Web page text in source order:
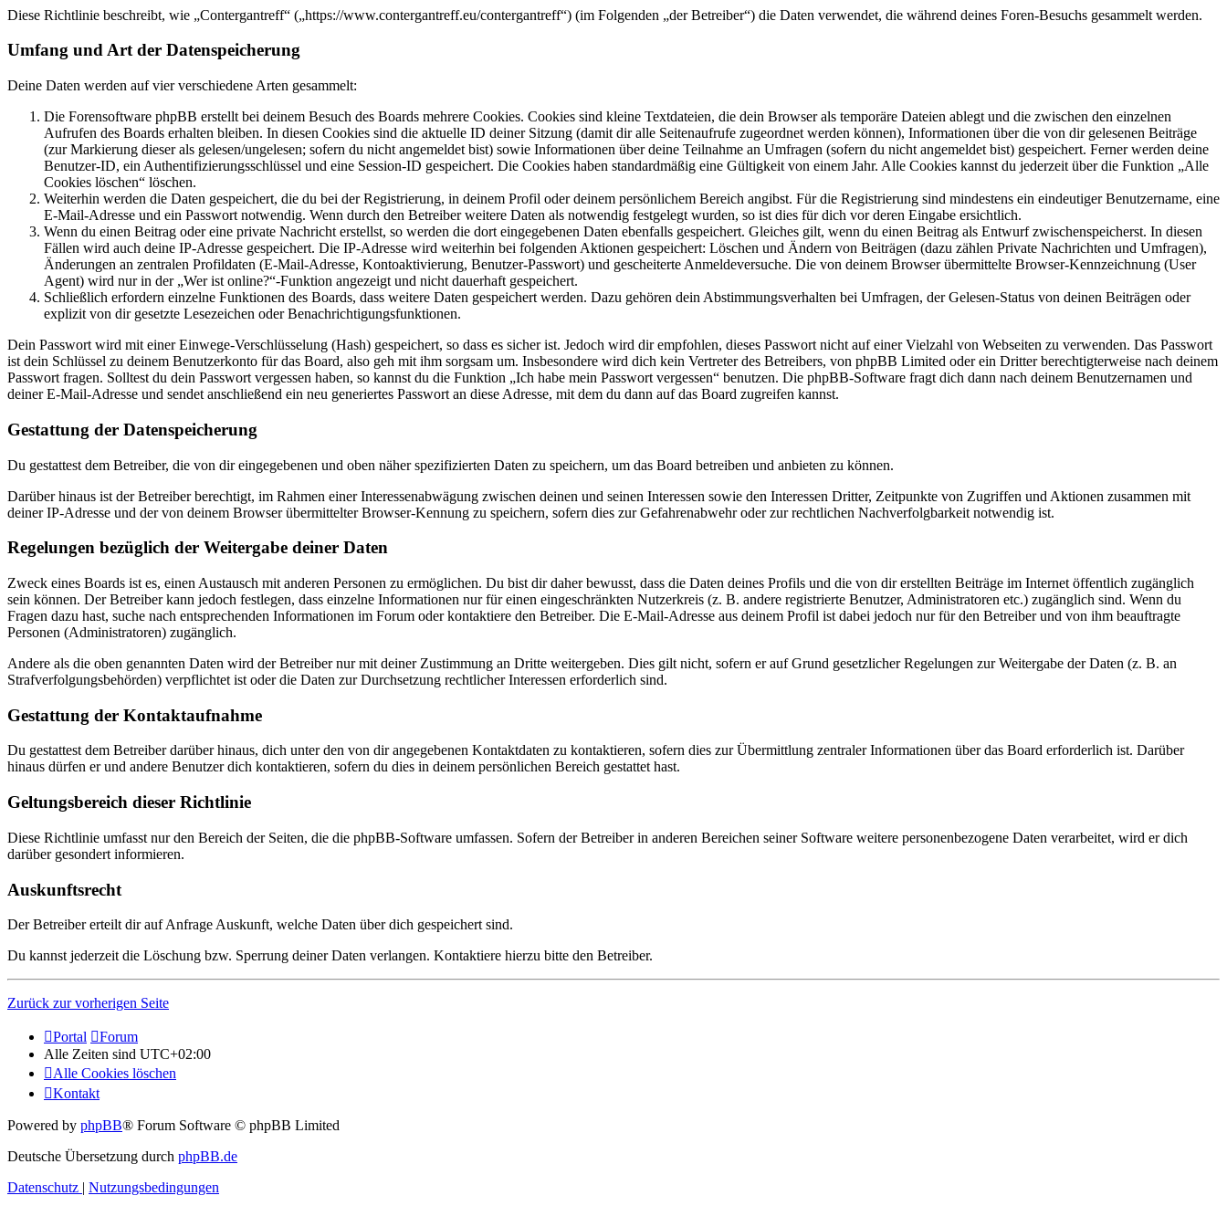
Diese Richtlinie beschreibt, wie „Contergantreff“ („https://www.contergantreff.eu/contergantreff“) (im Folgenden „der Betreiber“) die Daten verwendet, die während deines Foren-Besuchs gesammelt werden.
Umfang und Art der Datenspeicherung
Deine Daten werden auf vier verschiedene Arten gesammelt:
Die Forensoftware phpBB erstellt bei deinem Besuch des Boards mehrere Cookies. Cookies sind kleine Textdateien, die dein Browser als temporäre Dateien ablegt und die zwischen den einzelnen
Aufrufen des Boards erhalten bleiben. In diesen Cookies sind die aktuelle ID deiner Sitzung (damit dir alle Seitenaufrufe zugeordnet werden können), Informationen über die von dir gelesenen Beiträge
(zur Markierung dieser als gelesen/ungelesen; sofern du nicht angemeldet bist) sowie Informationen über deine Teilnahme an Umfragen (sofern du nicht angemeldet bist) gespeichert. Ferner werden deine
Benutzer-ID, ein Authentifizierungsschlüssel und eine Session-ID gespeichert. Die Cookies haben standardmäßig eine Gültigkeit von einem Jahr. Alle Cookies kannst du jederzeit über die Funktion „Alle
Cookies löschen“ löschen.
Weiterhin werden die Daten gespeichert, die du bei der Registrierung, in deinem Profil oder deinem persönlichem Bereich angibst. Für die Registrierung sind mindestens ein eindeutiger Benutzername, eine
E-Mail-Adresse und ein Passwort notwendig. Wenn durch den Betreiber weitere Daten als notwendig festgelegt wurden, so ist dies für dich vor deren Eingabe ersichtlich.
Wenn du einen Beitrag oder eine private Nachricht erstellst, so werden die dort eingegebenen Daten ebenfalls gespeichert. Gleiches gilt, wenn du einen Beitrag als Entwurf zwischenspeicherst. In diesen
Fällen wird auch deine IP-Adresse gespeichert. Die IP-Adresse wird weiterhin bei folgenden Aktionen gespeichert: Löschen und Ändern von Beiträgen (dazu zählen Private Nachrichten und Umfragen),
Änderungen an zentralen Profildaten (E-Mail-Adresse, Kontoaktivierung, Benutzer-Passwort) und gescheiterte Anmeldeversuche. Die von deinem Browser übermittelte Browser-Kennzeichnung (User
Agent) wird nur in der „Wer ist online?“-Funktion angezeigt und nicht dauerhaft gespeichert.
Schließlich erfordern einzelne Funktionen des Boards, dass weitere Daten gespeichert werden. Dazu gehören dein Abstimmungsverhalten bei Umfragen, der Gelesen-Status von deinen Beiträgen oder
explizit von dir gesetzte Lesezeichen oder Benachrichtigungsfunktionen.
Dein Passwort wird mit einer Einwege-Verschlüsselung (Hash) gespeichert, so dass es sicher ist. Jedoch wird dir empfohlen, dieses Passwort nicht auf einer Vielzahl von Webseiten zu verwenden. Das Passwort
ist dein Schlüssel zu deinem Benutzerkonto für das Board, also geh mit ihm sorgsam um. Insbesondere wird dich kein Vertreter des Betreibers, von phpBB Limited oder ein Dritter berechtigterweise nach deinem
Passwort fragen. Solltest du dein Passwort vergessen haben, so kannst du die Funktion „Ich habe mein Passwort vergessen“ benutzen. Die phpBB-Software fragt dich dann nach deinem Benutzernamen und
deiner E-Mail-Adresse und sendet anschließend ein neu generiertes Passwort an diese Adresse, mit dem du dann auf das Board zugreifen kannst.
Gestattung der Datenspeicherung
Du gestattest dem Betreiber, die von dir eingegebenen und oben näher spezifizierten Daten zu speichern, um das Board betreiben und anbieten zu können.
Darüber hinaus ist der Betreiber berechtigt, im Rahmen einer Interessenabwägung zwischen deinen und seinen Interessen sowie den Interessen Dritter, Zeitpunkte von Zugriffen und Aktionen zusammen mit
deiner IP-Adresse und der von deinem Browser übermittelter Browser-Kennung zu speichern, sofern dies zur Gefahrenabwehr oder zur rechtlichen Nachverfolgbarkeit notwendig ist.
Regelungen bezüglich der Weitergabe deiner Daten
Zweck eines Boards ist es, einen Austausch mit anderen Personen zu ermöglichen. Du bist dir daher bewusst, dass die Daten deines Profils und die von dir erstellten Beiträge im Internet öffentlich zugänglich
sein können. Der Betreiber kann jedoch festlegen, dass einzelne Informationen nur für einen eingeschränkten Nutzerkreis (z. B. andere registrierte Benutzer, Administratoren etc.) zugänglich sind. Wenn du
Fragen dazu hast, suche nach entsprechenden Informationen im Forum oder kontaktiere den Betreiber. Die E-Mail-Adresse aus deinem Profil ist dabei jedoch nur für den Betreiber und von ihm beauftragte
Personen (Administratoren) zugänglich.
Andere als die oben genannten Daten wird der Betreiber nur mit deiner Zustimmung an Dritte weitergeben. Dies gilt nicht, sofern er auf Grund gesetzlicher Regelungen zur Weitergabe der Daten (z. B. an
Strafverfolgungsbehörden) verpflichtet ist oder die Daten zur Durchsetzung rechtlicher Interessen erforderlich sind.
Gestattung der Kontaktaufnahme
Du gestattest dem Betreiber darüber hinaus, dich unter den von dir angegebenen Kontaktdaten zu kontaktieren, sofern dies zur Übermittlung zentraler Informationen über das Board erforderlich ist. Darüber
hinaus dürfen er und andere Benutzer dich kontaktieren, sofern du dies in deinem persönlichen Bereich gestattet hast.
Geltungsbereich dieser Richtlinie
Diese Richtlinie umfasst nur den Bereich der Seiten, die die phpBB-Software umfassen. Sofern der Betreiber in anderen Bereichen seiner Software weitere personenbezogene Daten verarbeitet, wird er dich
darüber gesondert informieren.
Auskunftsrecht
Der Betreiber erteilt dir auf Anfrage Auskunft, welche Daten über dich gespeichert sind.
Du kannst jederzeit die Löschung bzw. Sperrung deiner Daten verlangen. Kontaktiere hierzu bitte den Betreiber.
Zurück zur vorherigen Seite
Portal
Forum
Alle Zeiten sind UTC+02:00
Alle Cookies löschen
Kontakt
Powered by phpBB® Forum Software © phpBB Limited
Deutsche Übersetzung durch phpBB.de
Datenschutz | Nutzungsbedingungen